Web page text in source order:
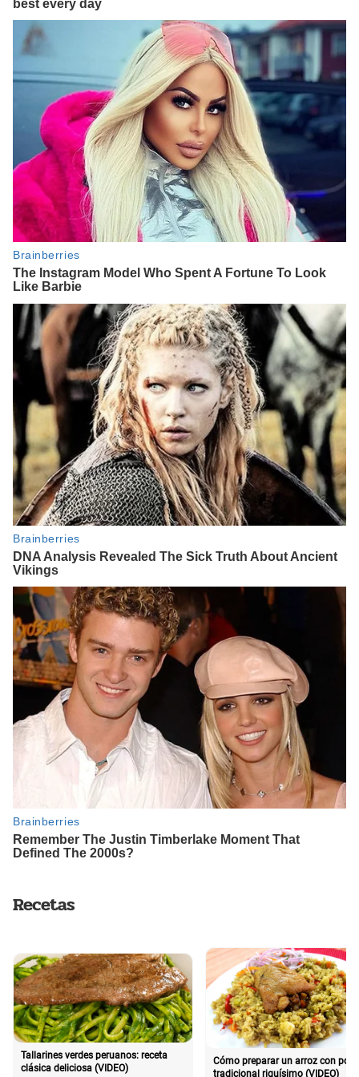
Recetas
Tallarines verdes peruanos: receta
clásica deliciosa (VIDEO)
Cómo preparar un arroz con pollo
tradicional riquísimo (VIDEO)